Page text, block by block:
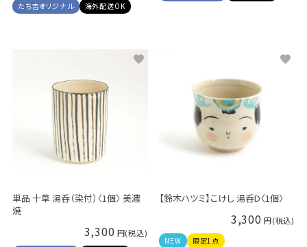
たち吉オリジナル 海外配送OK
単品 十草 湯呑（染付）〈1個〉 美濃
焼
3,300
【鈴木ハツミ】こけし 湯呑D〈1個〉
3,300
NEW 限定1点